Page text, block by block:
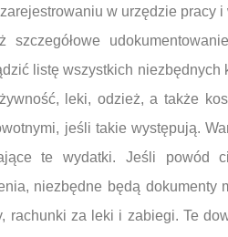
w urzędzie pracy
szczegółowe
listę wszystkich niezbędnych
leki, odzież, a także
jeśli takie występują.
te wydatki. Jeśli powód
niezbędne będą dokumenty
rachunki za leki i zabiegi. Te